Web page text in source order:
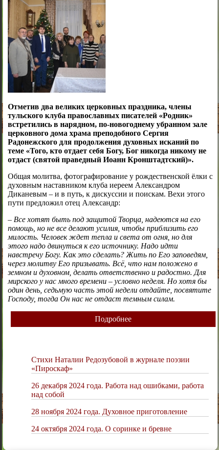
Отметив два великих церковных праздника, члены
тульского клуба православных писателей «Родник»
встретились в нарядном, по-новогоднему убранном зале
церковного дома храма преподобного Сергия
Радонежского для продолжения духовных исканий по
теме «Того, кто отдает себя Богу, Бог никогда никому не
отдаст (святой праведный Иоанн Кронштадтский)».
Общая молитва, фотографирование у рождественской ёлки с
духовным наставником клуба иереем Александром
Диканевым – и в путь, к дискуссии и поискам. Вехи этого
пути предложил отец Александр:
– Все хотят быть под защитой Творца, надеются на его
помощь, но не все делают усилия, чтобы приблизить его
милость. Человек ждет тепла и света от огня, но для
этого надо двинуться к его источнику. Надо идти
навстречу Богу. Как это сделать? Жить по Его заповедям,
через молитву Его призывать. Всё, что нам положено в
земном и духовном, делать ответственно и радостно. Для
мирского у нас много времени – условно неделя. Но хотя бы
один день, седьмую часть этой недели отдайте, посвятите
Господу, тогда Он нас не отдаст темным силам.
Подробнее
Стихи Наталии Редозубовой в журнале поэзии
«Пироскаф»
26 декабря 2024 года. Работа над ошибками, работа
над собой
28 ноября 2024 года. Духовное приготовление
24 октября 2024 года. О соринке и бревне